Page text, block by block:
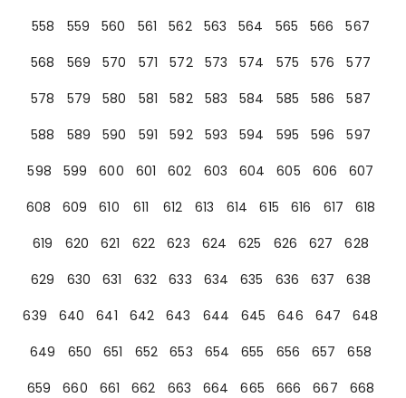
558
559 560 561 562 563 564 565 566
567
568
569 570 571 572 573 574 575 576
577
578
579 580 581 582 583 584 585 586
587
588
589 590 591 592 593 594 595 596
597
598
599 600 601 602 603 604 605 606
607
608
609 610 611 612 613 614 615 616 617
618
619
620 621 622 623 624 625 626 627
628
629
630 631 632 633 634 635 636 637
638
639
640 641 642 643 644 645 646 647
648
649
650 651 652 653 654 655 656 657
658
659
660 661 662 663 664 665 666 667
668